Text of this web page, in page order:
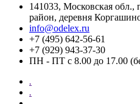
141033, Московская
район, деревня
info@odelex.ru
+7 (495) 642-56-61
+7 (929) 943-37-30
ПН - ПТ с 8.00 до 17.00
.
.